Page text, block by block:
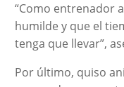
“Como entrenador
humilde y que el
tenga que llevar”,
Por último, quiso